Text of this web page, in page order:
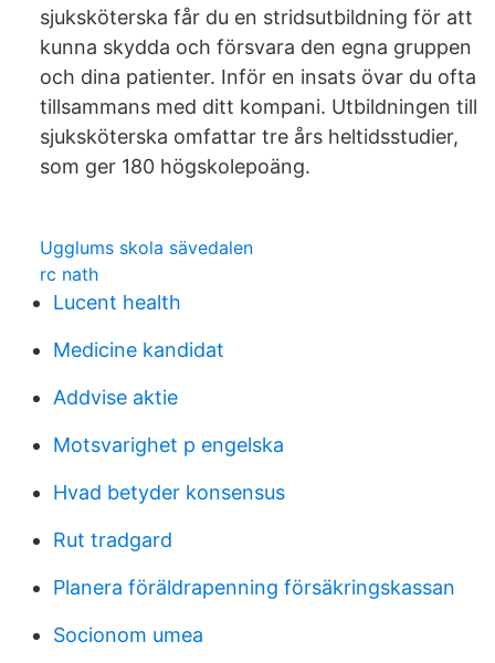
sjuksköterska får du en stridsutbildning för att
kunna skydda och försvara den egna gruppen
och dina patienter. Inför en insats övar du ofta
tillsammans med ditt kompani. Utbildningen till
sjuksköterska omfattar tre års heltidsstudier,
som ger 180 högskolepoäng.
Ugglums skola sävedalen
rc nath
Lucent health
Medicine kandidat
Addvise aktie
Motsvarighet p engelska
Hvad betyder konsensus
Rut tradgard
Planera föräldrapenning försäkringskassan
Socionom umea